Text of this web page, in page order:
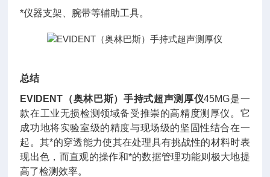
*仪器支架、腕带等辅助工具。
总结
EVIDENT（奥林巴斯）手持式超声测厚仪45MG是一
款在工业无损检测领域备受推崇的高精度测厚仪。它
成功地将实验室级的精度与现场级的坚固性结合在一
起。其*的穿透能力使其在处理具有挑战性的材料时表
现出色，而直观的操作和*的数据管理功能则极大地提
高了检测效率。